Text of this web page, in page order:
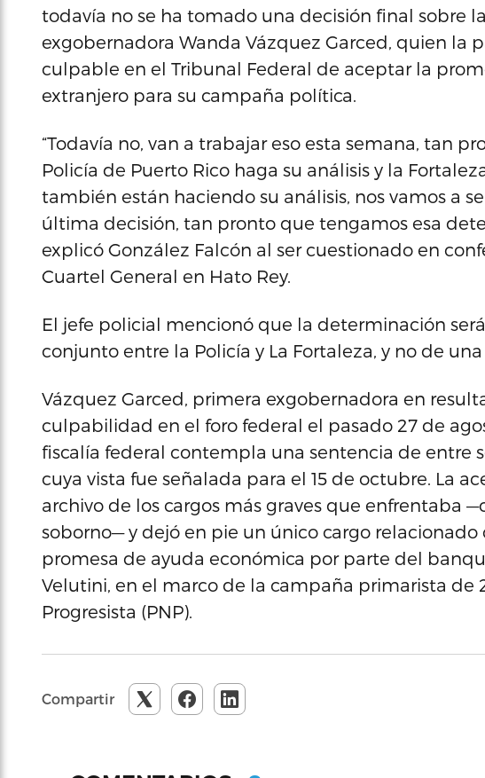
todavía no se ha tomado una decisión final sobre
exgobernadora Wanda Vázquez Garced, quien la
culpable en el Tribunal Federal de aceptar la
extranjero para su campaña política.
“Todavía no, van a trabajar eso esta semana, tan
Policía de Puerto Rico haga su análisis y la
también están haciendo su análisis, nos vamos a
última decisión, tan pronto que tengamos esa
explicó González Falcón al ser cuestionado en
Cuartel General en Hato Rey.
El jefe policial mencionó que la determinación
conjunto entre la Policía y La Fortaleza, y no de
Vázquez Garced, primera exgobernadora en
culpabilidad en el foro federal el pasado 27 de
fiscalía federal contempla una sentencia de entre
cuya vista fue señalada para el 15 de octubre. La
archivo de los cargos más graves que enfrentaba
soborno— y dejó en pie un único cargo
promesa de ayuda económica por parte del
Velutini, en el marco de la campaña primarista
Progresista (PNP).
Compartir